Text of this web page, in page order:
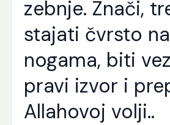
zebnje. Znači,
stajati čvrsto
nogama, biti
pravi izvor i
Allahovoj volji..